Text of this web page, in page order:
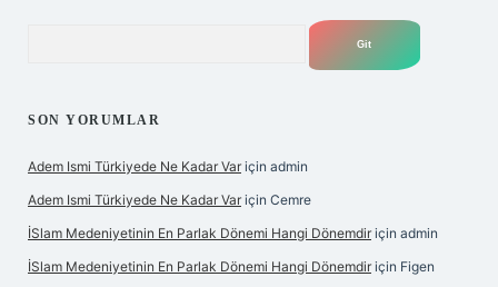
SON YORUMLAR
Adem Ismi Türkiyede Ne Kadar Var için admin
Adem Ismi Türkiyede Ne Kadar Var için Cemre
İSlam Medeniyetinin En Parlak Dönemi Hangi Dönemdir için admin
İSlam Medeniyetinin En Parlak Dönemi Hangi Dönemdir için Figen